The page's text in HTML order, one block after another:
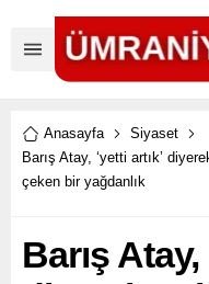
Anasayfa
Siyaset
Barış Atay, ‘yetti artık’
çeken bir yağdanlık
Barış Atay,